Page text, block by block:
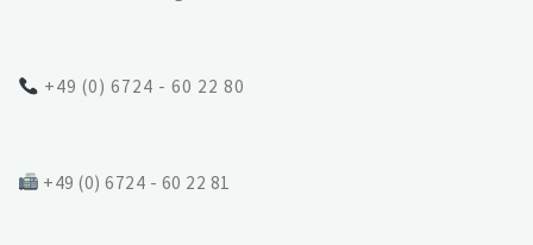
+49 (0) 6724 - 60 22 80
+49 (0) 6724 - 60 22 81